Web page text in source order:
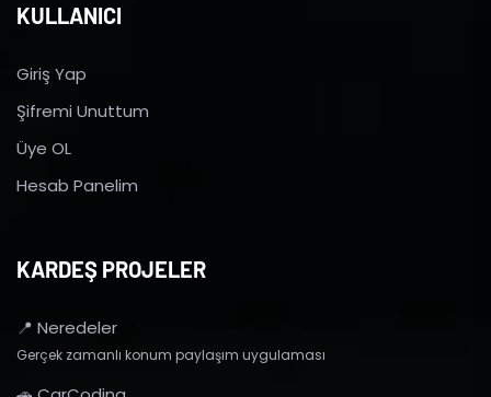
KULLANICI
Giriş Yap
Şifremi Unuttum
Üye OL
Hesab Panelim
KARDEŞ PROJELER
📍 Neredeler
Gerçek zamanlı konum paylaşım uygulaması